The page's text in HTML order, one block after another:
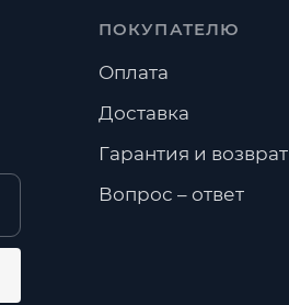
ПОКУПАТЕЛЮ
Оплата
Доставка
Гарантия и возврат
Вопрос – ответ